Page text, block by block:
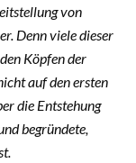
von
Denn viele dieser
Köpfen der
auf den ersten
die Entstehung
begründete,